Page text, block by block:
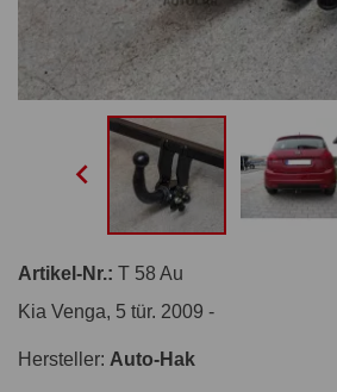

Artikel-Nr.: T 58 Au
Kia Venga, 5 tür. 2009 -
Hersteller: Auto-Hak